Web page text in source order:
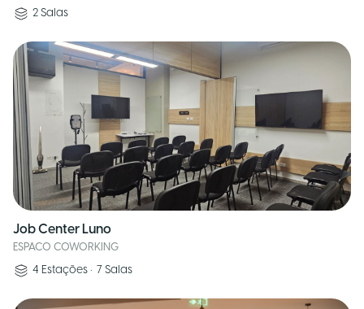
2 Salas
Job Center Luno
ESPACO COWORKING
4 Estações • 7 Salas